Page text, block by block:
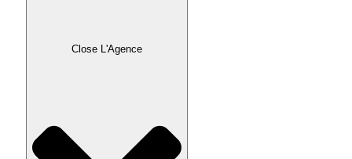
Close L'Agence